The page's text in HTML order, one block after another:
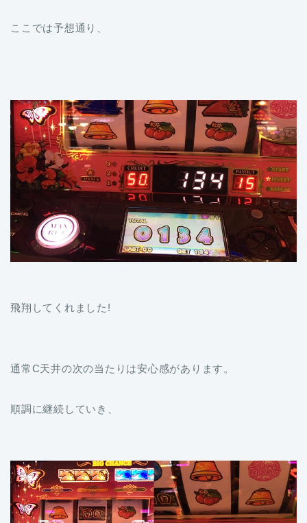
ここでは予想通り、
飛翔してくれました!
通常C天井の次の当たりは安心感があります。
順調に継続していき、